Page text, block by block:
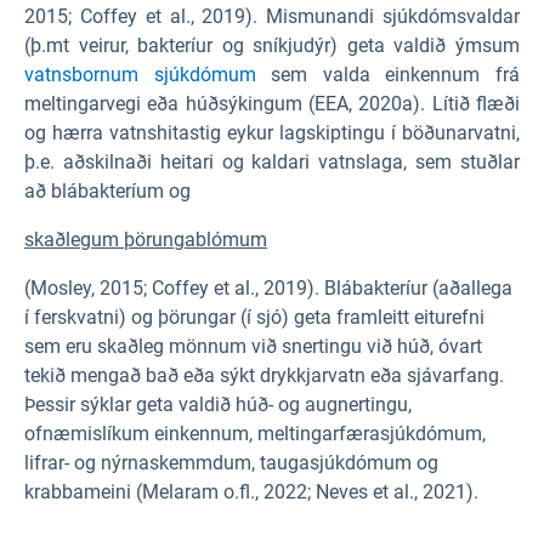
2015; Coffey et al., 2019). Mismunandi sjúkdómsvaldar
(þ.mt veirur, bakteríur og sníkjudýr) geta valdið ýmsum
vatnsbornum sjúkdómum sem valda einkennum frá
meltingarvegi eða húðsýkingum (EEA, 2020a). Lítið flæði
og hærra vatnshitastig eykur lagskiptingu í böðunarvatni,
þ.e. aðskilnaði heitari og kaldari vatnslaga, sem stuðlar
að blábakteríum og
skaðlegum þörungablómum
(Mosley, 2015; Coffey et al., 2019). Blábakteríur (aðallega
í ferskvatni) og þörungar (í sjó) geta framleitt eiturefni
sem eru skaðleg mönnum við snertingu við húð, óvart
tekið mengað bað eða sýkt drykkjarvatn eða sjávarfang.
Þessir sýklar geta valdið húð- og augnertingu,
ofnæmislíkum einkennum, meltingarfærasjúkdómum,
lifrar- og nýrnaskemmdum, taugasjúkdómum og
krabbameini (Melaram o.fl., 2022; Neves et al., 2021).